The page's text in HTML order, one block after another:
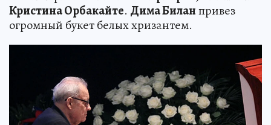
Кристина Орбакайте. Дима Биланпривез
огромный букет белых хризантем.